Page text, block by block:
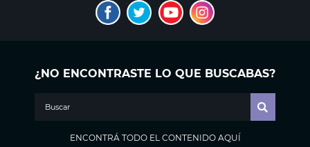
¿NO ENCONTRASTE LO QUE BUSCABAS?
ENCONTRÁ TODO EL CONTENIDO AQUÍ